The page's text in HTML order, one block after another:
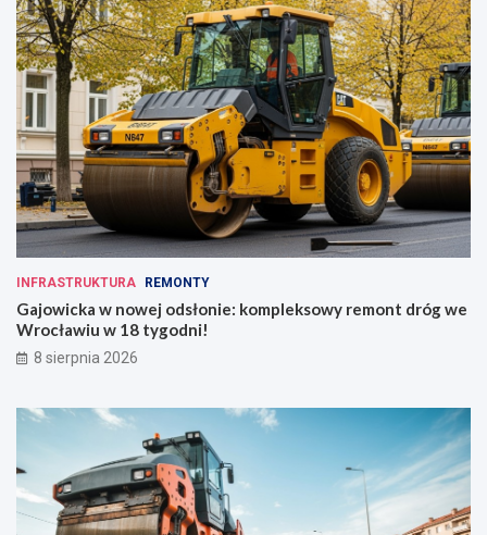
INFRASTRUKTURA REMONTY
Gajowicka w nowej odsłonie: kompleksowy remont dróg we
Wrocławiu w 18 tygodni!
8 sierpnia 2026